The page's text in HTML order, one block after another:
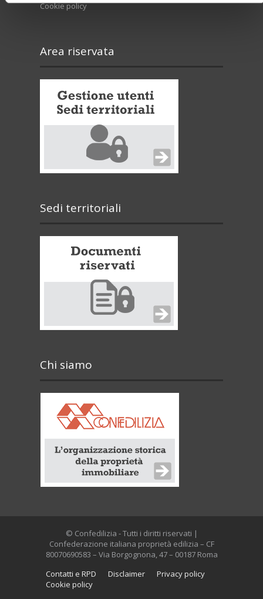
Cookie policy
Area riservata
Sedi territoriali
Chi siamo
© Confedilizia - Tutti i diritti riservati |
Confederazione italiana proprietà edilizia – CF
80070690583 – Via Borgognona, 47 – 00187 Roma
Contatti e RPD
Disclaimer
Privacy policy
Cookie policy